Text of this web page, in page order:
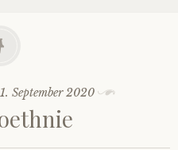
1. September 2020